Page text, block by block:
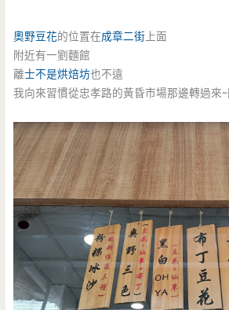
奧野豆花的位置在成章二街上面
附近有一劉麵館
離士不是烘焙坊也不遠
我向來習慣從忠孝路的黃昏市場那邊轉過來